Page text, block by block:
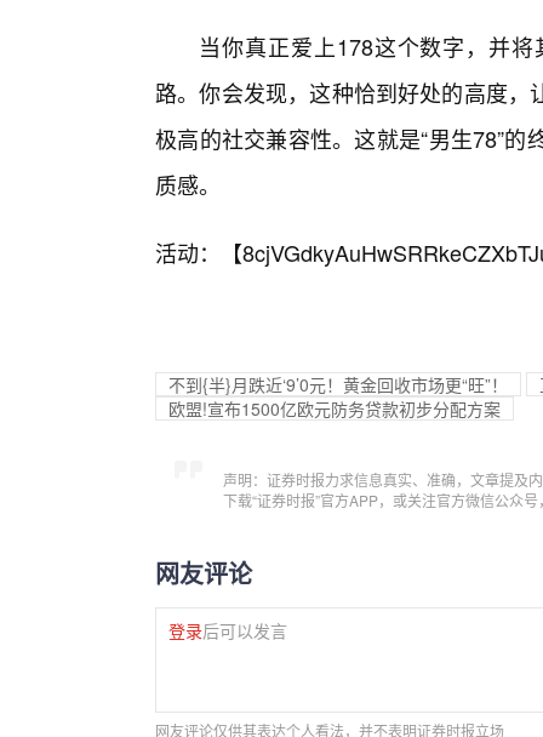
当你真正爱上178这个数字，并
路。你会发现，这种恰到好处的高度
极高的社交兼容性。这就是“男生78”
质感。
活动：【
不到{半}月跌近‘9’0元！黄金回收市场更“旺”！
欧盟!宣布1500亿欧元防务贷款初步分配方案
声明：证券时报力求信息真实、准确，文章提及
下载“证券时报”官方APP，或关注官方微信公众
网友评论
登录后可以发言
网友评论仅供其表达个人看法，并不表明证券时报立场